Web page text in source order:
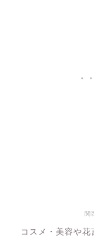
関
コスメ・美容や